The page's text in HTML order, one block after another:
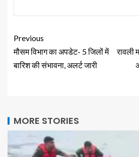
Previous
मौसम विभाग का अपडेट- 5 जिलों में
बारिश की संभावना, अलर्ट जारी
रावली
MORE STORIES